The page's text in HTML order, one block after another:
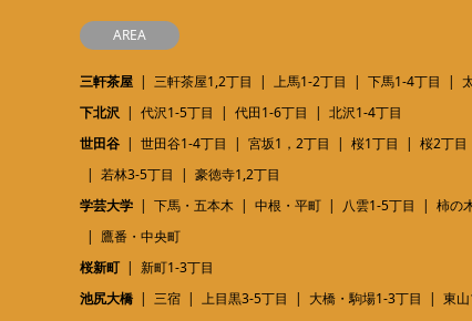
AREA
三軒茶屋 三軒茶屋1,2丁目 上馬1-2丁目 下馬1-4丁目
下北沢
代沢1-5丁目 代田1-6丁目
北沢1-4丁目
世田谷
世田谷1-4丁目 宮坂1，2丁目 桜1丁目 桜2丁目
若林3-5丁目
豪徳寺1,2丁目
学芸大学
下馬・五本木 中根・平町 八雲1-5丁目 柿の
鷹番・中央町
桜新町
新町1-3丁目
池尻大橋
三宿 上目黒3-5丁目 大橋・駒場1-3丁目 東